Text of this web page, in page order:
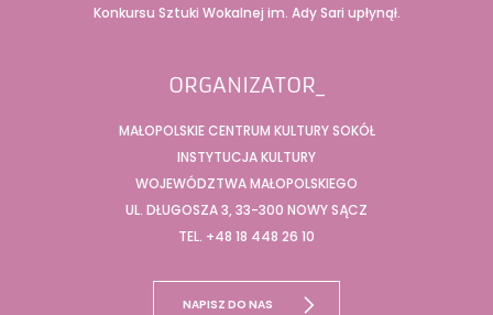
Konkursu Sztuki Wokalnej im. Ady Sari upłynął.
ORGANIZATOR_
MAŁOPOLSKIE CENTRUM KULTURY SOKÓŁ
INSTYTUCJA KULTURY
WOJEWÓDZTWA MAŁOPOLSKIEGO
UL. DŁUGOSZA 3, 33-300 NOWY SĄCZ
TEL. +48 18 448 26 10
NAPISZ DO NAS